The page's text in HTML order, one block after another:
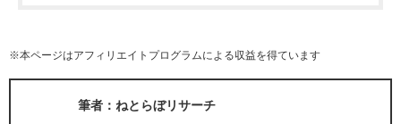
※本ページはアフィリエイトプログラムによる収益を得ています
筆者：ねとらぼリサーチ